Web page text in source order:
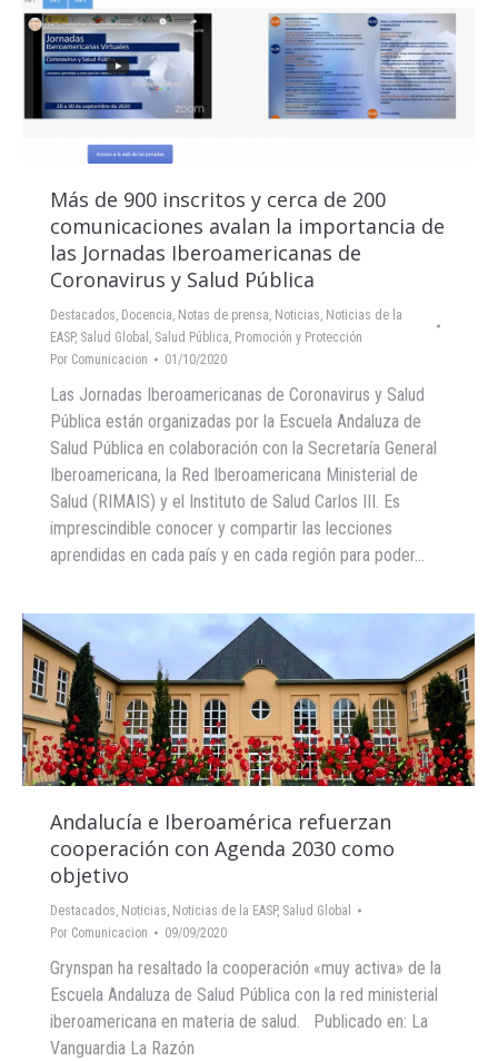
Más de 900 inscritos y cerca de 200
comunicaciones avalan la importancia de
las Jornadas Iberoamericanas de
Coronavirus y Salud Pública
Destacados, Docencia, Notas de prensa, Noticias, Noticias de la
EASP, Salud Global , Salud Pública, Promoción y Protección
Por Comunicacion 01/10/2020
Las Jornadas Iberoamericanas de Coronavirus y Salud
Pública están organizadas por la Escuela Andaluza de
Salud Pública en colaboración con la Secretaría General
Iberoamericana, la Red Iberoamericana Ministerial de
Salud (RIMAIS) y el Instituto de Salud Carlos III. Es
imprescindible conocer y compartir las lecciones
aprendidas en cada país y en cada región para poder…
Andalucía e Iberoamérica refuerzan
cooperación con Agenda 2030 como
objetivo
Destacados, Noticias, Noticias de la EASP, Salud Global
Por Comunicacion 09/09/2020
Grynspan ha resaltado la cooperación «muy activa» de la
Escuela Andaluza de Salud Pública con la red ministerial
iberoamericana en materia de salud. Publicado en: La
Vanguardia La Razón